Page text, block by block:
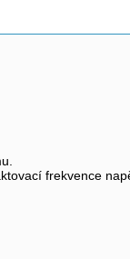
frekvence